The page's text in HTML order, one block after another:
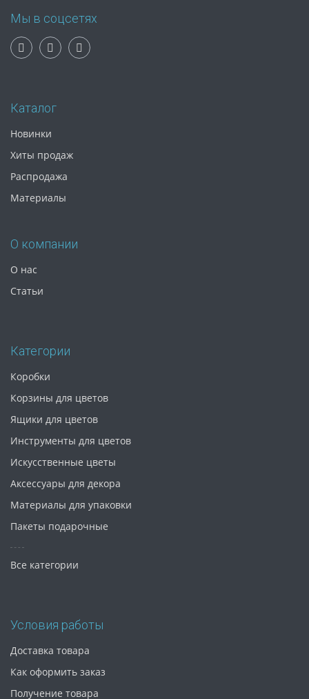
Мы в соцсетях
Каталог
Новинки
Хиты продаж
Распродажа
Материалы
О компании
О нас
Статьи
Категории
Коробки
Корзины для цветов
Ящики для цветов
Инструменты для цветов
Искусственные цветы
Аксессуары для декора
Материалы для упаковки
Пакеты подарочные
Все категории
Условия работы
Доставка товара
Как оформить заказ
Получение товара